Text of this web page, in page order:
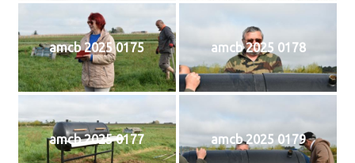
amcb 2025 0175 amcb 2025 0178
amcb 2025 0177 amcb 2025 0179